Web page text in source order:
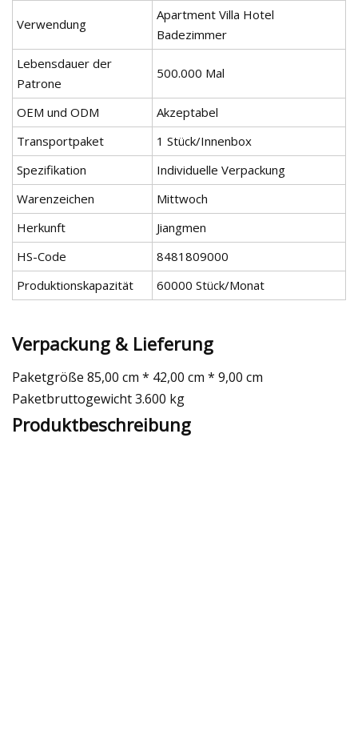
Verwendung
Apartment Villa Hotel
Badezimmer
Lebensdauer der
Patrone
500.000 Mal
OEM und ODM
Akzeptabel
Transportpaket
1 Stück/Innenbox
Spezifikation
Individuelle Verpackung
Warenzeichen
Mittwoch
Herkunft
Jiangmen
HS-Code
8481809000
Produktionskapazität
60000 Stück/Monat
Verpackung & Lieferung
Paketgröße 85,00 cm * 42,00 cm * 9,00 cm
Paketbruttogewicht 3.600 kg
Produktbeschreibung